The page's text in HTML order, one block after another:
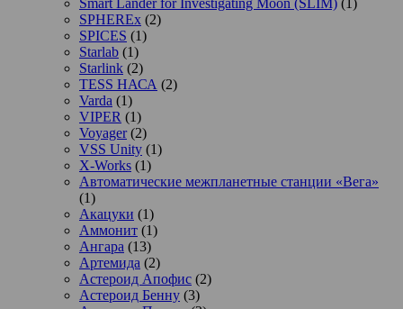
SPHEREx (2)
SPICES (1)
Starlab (1)
Starlink (2)
TESS НАСА (2)
Varda (1)
VIPER (1)
Voyager(2)
VSS Unity (1)
X-Works (1)
Автоматические межпланетные станции «Вега»
(1)
Акацуки (1)
Аммонит (1)
Ангара (13)
Артемида (2)
Астероид Апофис (2)
Астероид Бенну (3)